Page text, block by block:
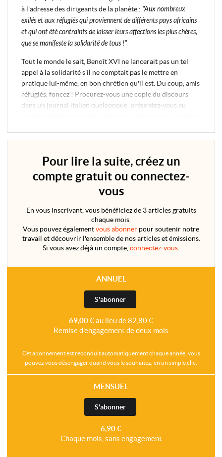
à l'adresse des dirigeants de la planète : "Aux nombreux
exilés et aux réfugiés qui proviennent de différents pays africains
et qui ont été contraints de laisser leurs affections les plus chères,
que se manifeste la solidarité de tous !"
Tout le monde le sait, Benoît XVI ne lancerait pas un tel
appel à la solidarité s'il ne comptait pas le mettre en
pratique lui-même, en bon chrétien qu'il est. Du coup, amis
réfugiés, foncez ! Procurez-vous une copie du discours
dans un journal italien quelconque, présentez-vous au
Pour lire la suite, créez un
compte gratuit ou connectez-
vous
En vous inscrivant, vous bénéficiez de 3 articles gratuits
chaque mois.
Vous pouvez égalementvous abonner pour soutenir notre
travail et découvrir l'ensemble de nos articles et émissions.
Si vous avez déjà un compte, connectez-vous
ANNUEL
S'abonner
69,00 €au lieu de 82,80 €
Remise d'engagement de deux mois
Cet abonnement est reconduit automatiquement chaque année, vous
pouvez vous désengager quand vous le souhaitez, en un simple clic.
MENSUEL
S'abonner
6,90 €
Chaque mois, sans engagement